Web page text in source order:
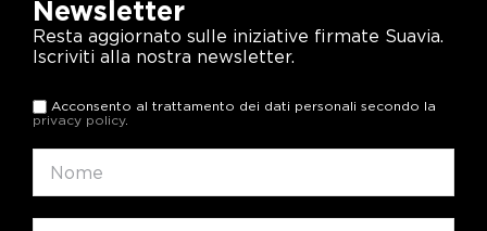
Newsletter
Resta aggiornato sulle iniziative firmate Suavia.
Iscriviti alla nostra newsletter.
Acconsento al trattamento dei dati personali secondo la
privacy policy.